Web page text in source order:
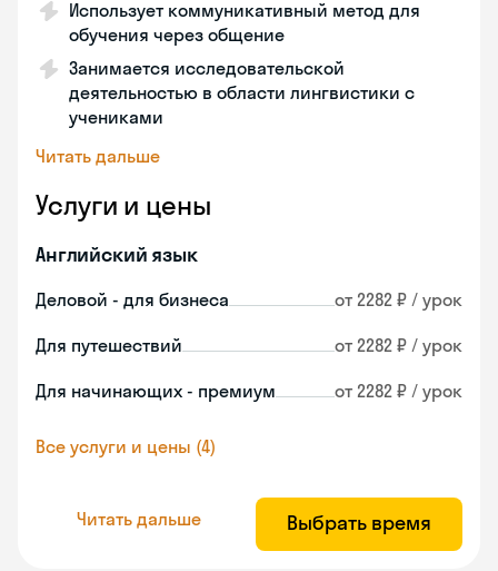
Использует коммуникативный метод для
обучения через общение
Занимается исследовательской
деятельностью в области лингвистики с
учениками
Читать дальше
Услуги и цены
Английский язык
Деловой - для бизнеса от 2282 ₽ / урок
Для путешествий от 2282 ₽ / урок
Для начинающих - премиум от 2282 ₽ / урок
Все услуги и цены (4)
Читать дальше Выбрать время